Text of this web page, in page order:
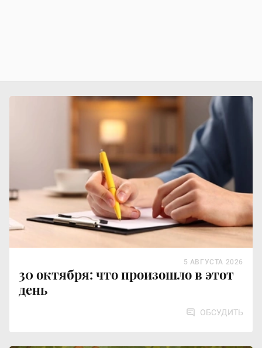
30 октября: что произошло в этот
день
5 АВГУСТА 2026
ОБСУДИТЬ